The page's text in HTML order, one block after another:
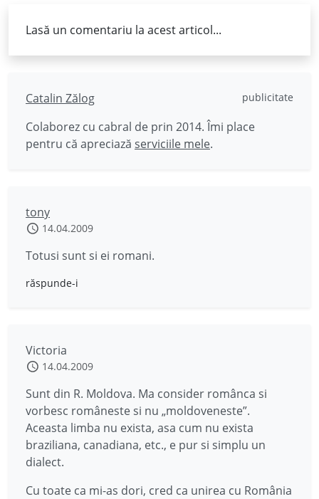
Lasă un comentariu la acest articol...
Catalin Zălog publicitate
Colaborez cu cabral de prin 2014. Îmi place
pentru că apreciază serviciile mele.
tony
14.04.2009
Totusi sunt si ei romani.
răspunde-i
Victoria
14.04.2009
Sunt din R. Moldova. Ma consider românca si
vorbesc româneste si nu „moldoveneste”.
Aceasta limba nu exista, asa cum nu exista
braziliana, canadiana, etc., e pur si simplu un
dialect.
Cu toate ca mi-as dori, cred ca unirea cu România